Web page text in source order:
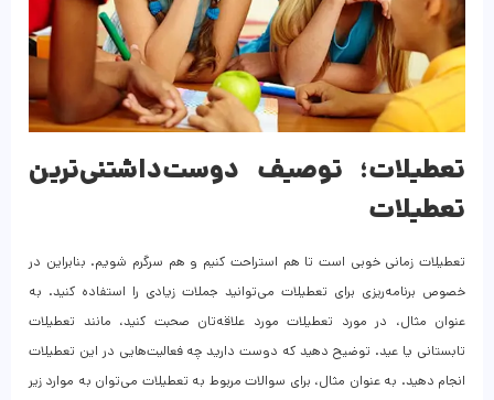
تعطیلات؛ توصیف دوست‌داشتنی‌ترین
تعطیلات
تعطیلات زمانی خوبی است تا هم استراحت کنیم و هم سرگرم شویم. بنابراین در
خصوص برنامه‌ریزی برای تعطیلات می‌توانید جملات زیادی را استفاده کنید. به
عنوان مثال، در مورد تعطیلات مورد علاقه‌تان صحبت کنید، مانند تعطیلات
تابستانی یا عید. توضیح دهید که دوست دارید چه فعالیت‌هایی در این تعطیلات
انجام دهید. به عنوان مثال، برای سوالات مربوط به تعطیلات می‌توان به موارد زیر